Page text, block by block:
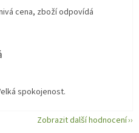
cena, zboží odpovídá
je 5 z 5 hvězdiček.
spokojenost.
Zobrazit další hodnocení